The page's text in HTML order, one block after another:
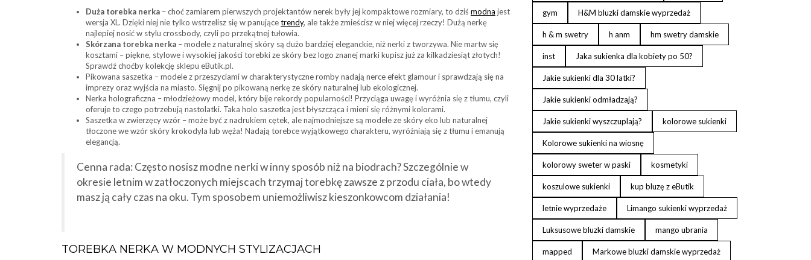
Duża torebka nerka – choć zamiarem pierwszych projektantów nerek były jej kompaktowe rozmiary, to dziś modna jest
wersja XL. Dzięki niej nie tylko wstrzelisz się w panującetrendy, ale także zmieścisz w niej więcej rzeczy! Dużą nerkę
najlepiej nosić w stylu crossbody, czyli po przekątnej tułowia.
Skórzana torebka nerka – modele z naturalnej skóry są dużo bardziej eleganckie, niż nerki z tworzywa. Nie martw się
kosztami – piękne, stylowe i wysokiej jakości torebki ze skóry bez logo znanej marki kupisz już za kilkadziesiąt złotych!
Sprawdź choćby kolekcję sklepu eButik.pl.
Pikowana saszetka – modele z przeszyciami w charakterystyczne romby nadają nerce efekt glamour i sprawdzają się na
imprezy oraz wyjścia na miasto. Sięgnij po pikowaną nerkę ze skóry naturalnej lub ekologicznej.
Nerka holograficzna – młodzieżowy model, który bije rekordy popularności! Przyciąga uwagę i wyróżnia się z tłumu, czyli
oferuje to czego potrzebują nastolatki. Taka holo saszetka jest błyszcząca i mieni się różnymi kolorami.
Saszetka w zwierzęcy wzór – może być z nadrukiem cętek, ale najmodniejsze są modele ze skóry eko lub naturalnej
tłoczone we wzór skóry krokodyla lub węża! Nadają torebce wyjątkowego charakteru, wyróżniają się z tłumu i emanują
elegancją.
Cenna rada: Często nosisz modne nerki w inny sposób niż na biodrach? Szczególnie w
okresie letnim w zatłoczonych miejscach trzymaj torebkę zawsze z przodu ciała, bo wtedy
masz ją cały czas na oku. Tym sposobem uniemożliwisz kieszonkowcom działania!
TOREBKA NERKA W MODNYCH STYLIZACJACH
gym H&M bluzki damskie wyprzedaż
h & m swetry h anm hm swetry damskie
inst Jaka sukienka dla kobiety po 50?
Jakie sukienki dla 30 latki?
Jakie sukienki odmładzają?
Jakie sukienki wyszczuplają? kolorowe sukienki
Kolorowe sukienki na wiosnę
kolorowy sweter w paski kosmetyki
koszulowe sukienki kup bluzę z eButik
letnie wyprzedaże Limango sukienki wyprzedaż
Luksusowe bluzki damskie mango ubrania
mapped Markowe bluzki damskie wyprzedaż